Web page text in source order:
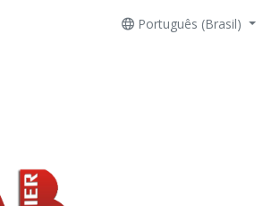
Português (Brasil)